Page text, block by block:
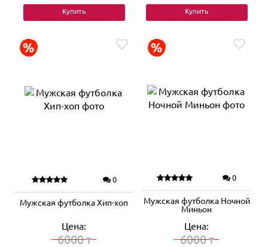
Купить Купить
0
Мужская футболка Хип-хоп
Цена:
6000₸
0
Мужская футболка Ночной
Миньон
Цена:
6000₸